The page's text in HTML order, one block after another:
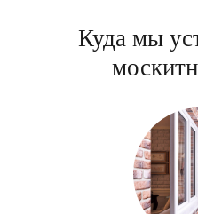
Куда мы